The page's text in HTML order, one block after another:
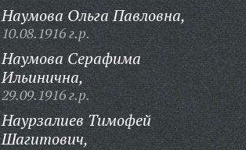
Наумова Ольга Павловна,
10.08.1916 г.р.
Наумова Серафима
Ильинична,
29.09.1916 г.р.
Наурзалиев Тимофей
Шагитович,